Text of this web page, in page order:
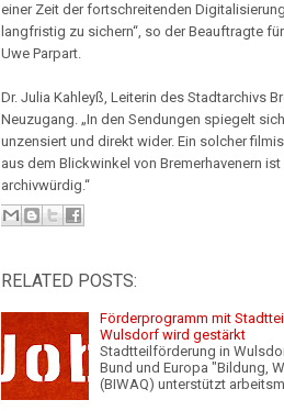
einer Zeit der fortschreitenden
langfristig zu sichern“, so der Beauftragte
Uwe Parpart.
Dr. Julia Kahleyß, Leiterin des Stadtarchivs
Neuzugang. „In den Sendungen spiegelt
unzensiert und direkt wider. Ein solcher
aus dem Blickwinkel von Bremerhavenern
archivwürdig.“
RELATED POSTS:
Förderprogramm mit
Wulsdorf wird gestärkt
Stadtteilförderung in
Bund und Europa "Bildung,
(BIWAQ) unterstützt